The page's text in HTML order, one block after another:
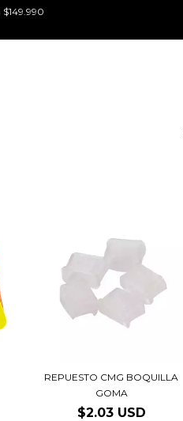
REPUESTO CMG BOQUILLA
GOMA
$2.03 USD